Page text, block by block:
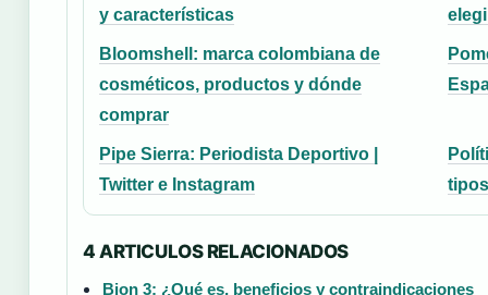
y características
Bloomshell: marca colombiana de
cosméticos, productos y dónde
comprar
Pipe Sierra: Periodista Deportivo |
Twitter e Instagram
4 ARTICULOS RELACIONADOS
Bion 3: ¿Qué es, beneficios y contraindicaciones